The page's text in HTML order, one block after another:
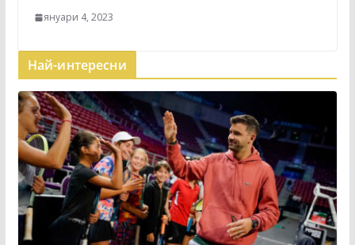
януари 4, 2023
Най-интересни